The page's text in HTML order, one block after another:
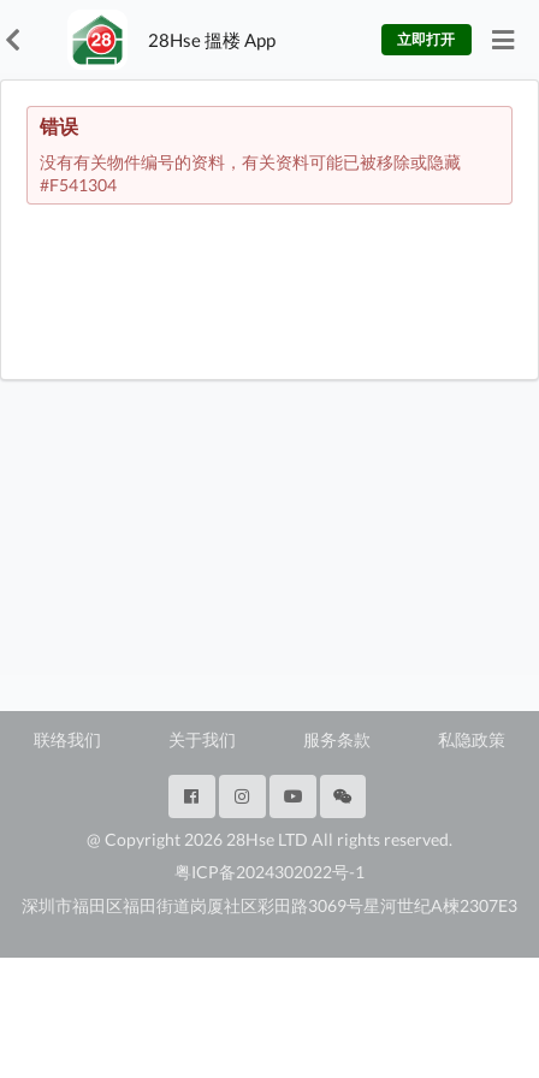
28Hse 搵楼 App 立即打开
错误
没有有关物件编号的资料，有关资料可能已被移除或隐藏
#F541304
联络我们 关于我们 服务条款 私隐政策
@ Copyright 2026 28Hse LTD All rights reserved.
粤ICP备2024302022号-1
深圳市福田区福田街道岗厦社区彩田路3069号星河世纪A楝2307E3